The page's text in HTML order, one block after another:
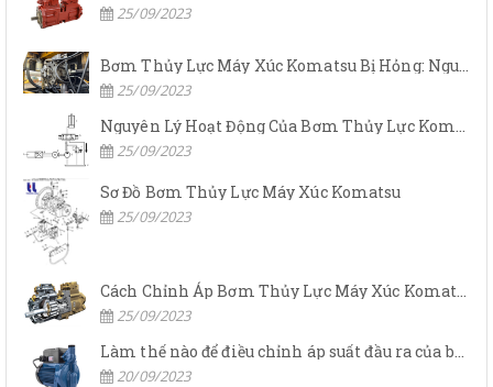
25/09/2023
25/09/2023
25/09/2023
Sơ Đồ Bơm Thủy Lực Máy Xúc Komatsu
25/09/2023
25/09/2023
20/09/2023